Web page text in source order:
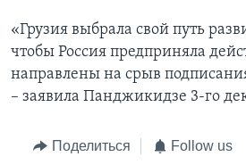
«Грузия выбрала свой путь
чтобы Россия предприняла
направлены на срыв
– заявила Панджикидзе 3-го
Поделиться Follow us